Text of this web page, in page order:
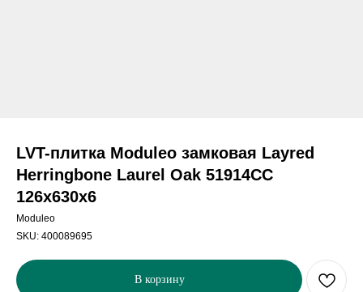
LVT-плитка Moduleo замковая Layred
Herringbone Laurel Oak 51914CC
126х630x6
Moduleo
SKU: 400089695
В корзину